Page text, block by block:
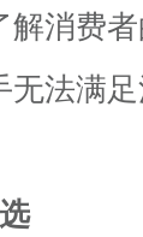
解消费
无法满